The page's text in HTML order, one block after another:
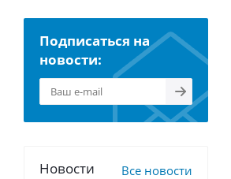
Подписаться на
новости:
Новости Все новости